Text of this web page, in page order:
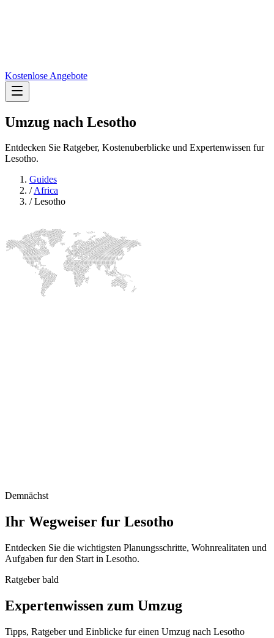
Kostenlose Angebote
Umzug nach Lesotho
Entdecken Sie Ratgeber, Kostenuberblicke und Expertenwissen fur
Lesotho.
Guides
/Africa
/Lesotho
Demnächst
Ihr Wegweiser fur Lesotho
Entdecken Sie die wichtigsten Planungsschritte, Wohnrealitaten und
Aufgaben fur den Start in Lesotho.
Ratgeber bald
Expertenwissen zum Umzug
Tipps, Ratgeber und Einblicke fur einen Umzug nach Lesotho